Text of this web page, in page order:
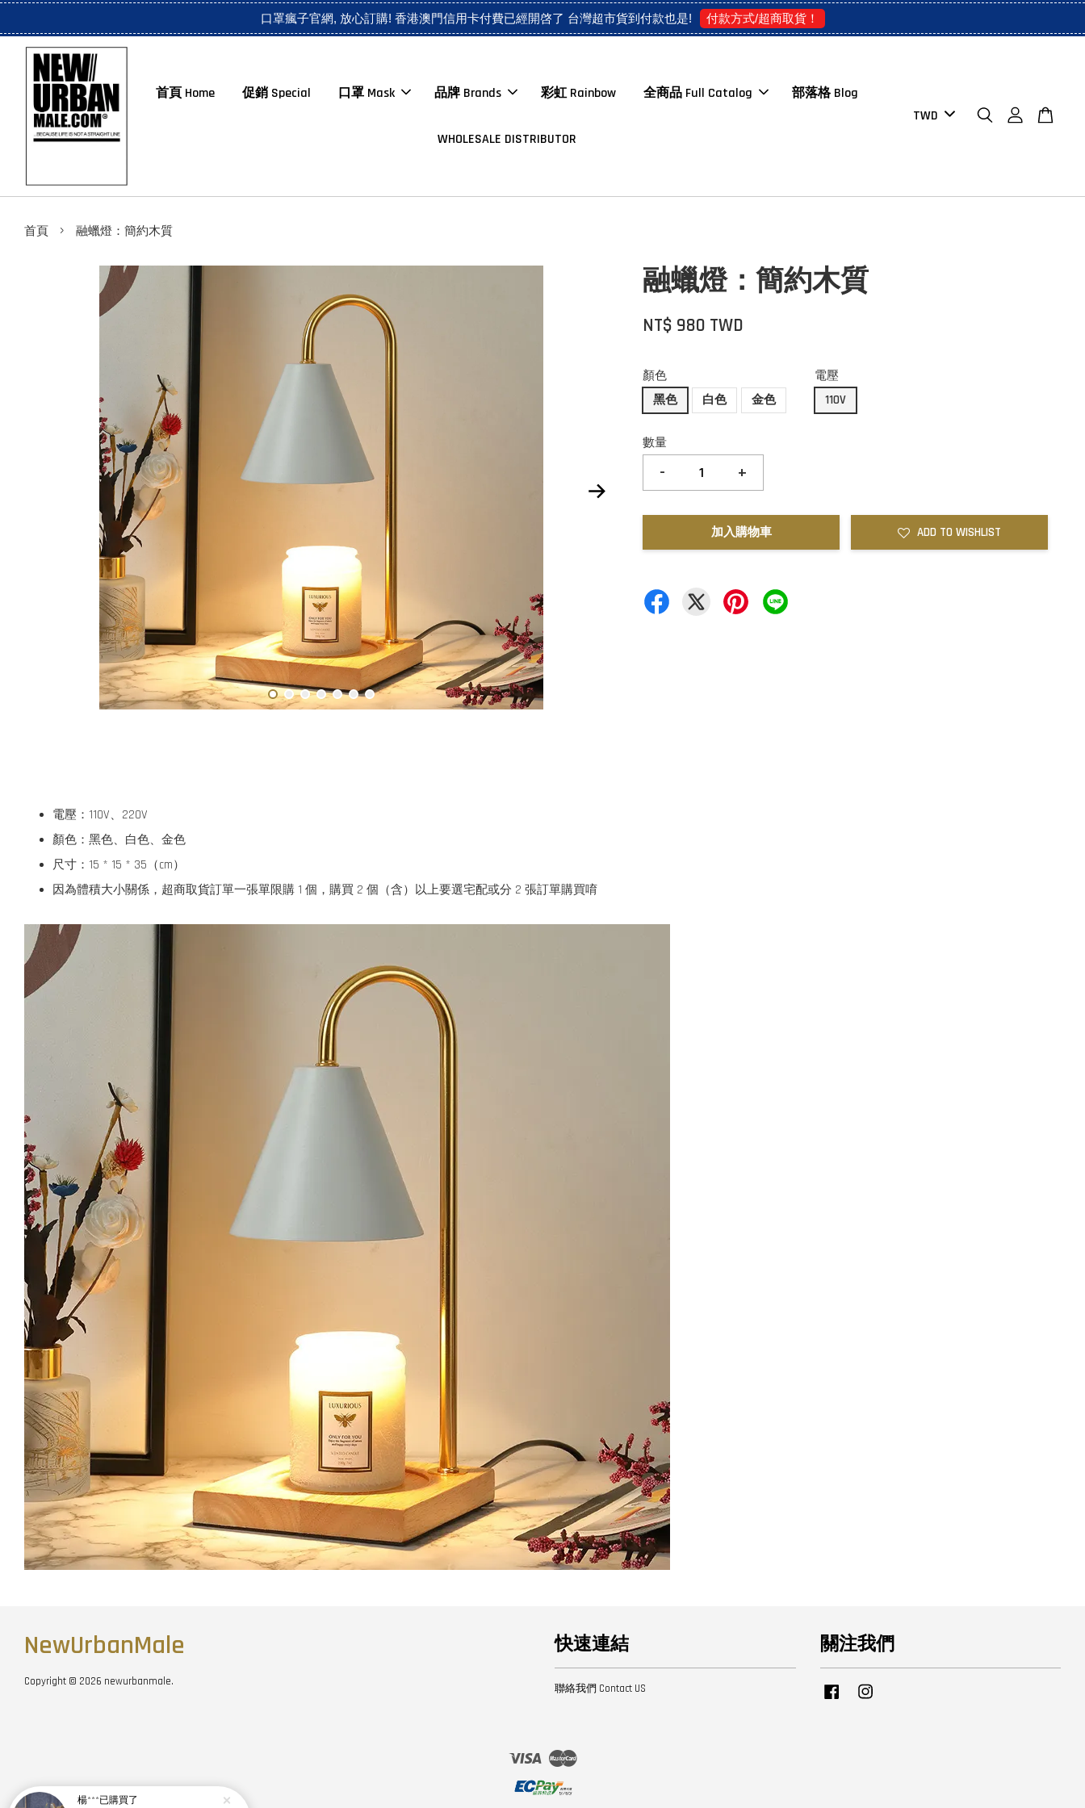
口罩瘋子官網, 放心訂購! 香港澳門信用卡付費已經開啓了 台灣超市貨到付款也是! 付款方式/超商取貨！
首頁 Home 促銷 Special 口罩 Mask 品牌 Brands 彩虹 Rainbow 全商品 Full Catalog 部落格 Blog
WHOLESALE DISTRIBUTOR
首頁 › 融蠟燈：簡約木質
融蠟燈：簡約木質
NT$ 980 TWD
顏色
黑色
白色 金色
電壓
110V
數量
- +
加入購物車 ADD TO WISHLIST
電壓：110V、220V
顏色：黑色、白色、金色
尺寸：15 * 15 * 35（cm）
因為體積大小關係，超商取貨訂單一張單限購 1 個，購買 2 個（含）以上要選宅配或分 2 張訂單購買唷
NewUrbanMale
Copyright © 2026 newurbanmale.
快速連結
聯絡我們 Contact US
關注我們
Facebook
Visa Master
楊***已購買了